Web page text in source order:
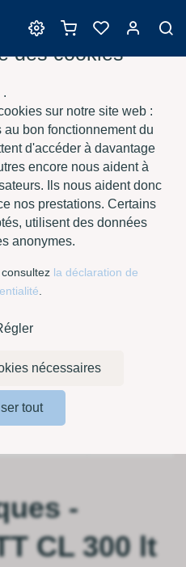
› SAURY BARRIQUES -
M+
-
CL 300 lt
des cookies
.
sur notre site web :
bon fonctionnement du
d'accéder à davantage
encore nous aident à
Ils nous aident donc
nos prestations. Certains
utilisent des données
anonymes.
la déclaration de
nécessaires
tout